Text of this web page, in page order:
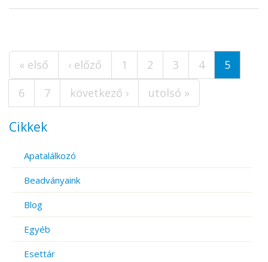
Oldalak
« első ‹ előző 1 2 3 4
5
6
7 következő › utolsó »
Cikkek
Apatalálkozó
Beadványaink
Blog
Egyéb
Esettár